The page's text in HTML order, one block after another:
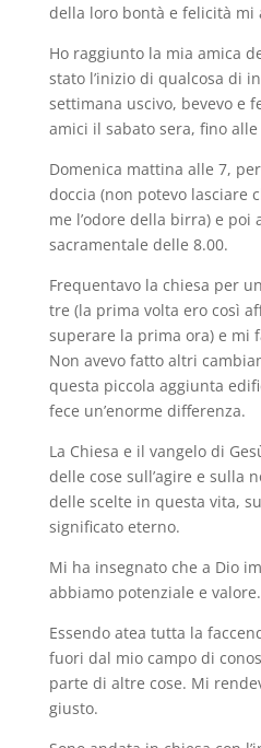
della loro bontà e felicità mi
Ho raggiunto la mia amica
stato l’inizio di qualcosa di
settimana uscivo, bevevo e
amici il sabato sera, fino
Domenica mattina alle 7,
doccia (non potevo lasciare
me l’odore della birra) e poi
sacramentale delle 8.00.
Frequentavo la chiesa per
tre (la prima volta ero così
superare la prima ora) e mi
Non avevo fatto altri
questa piccola aggiunta
fece un’enorme differenza.
La Chiesa e il vangelo di
delle cose sull’agire e sulla
delle scelte in questa vita,
significato eterno.
Mi ha insegnato che a Dio
abbiamo potenziale e valore.
Essendo atea tutta la
fuori dal mio campo di
parte di altre cose. Mi
giusto.